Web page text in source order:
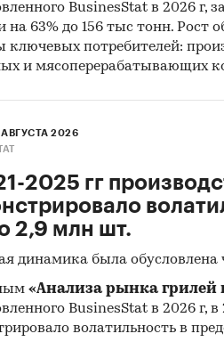
BusinesStat в 2026 г,
на 63% до 156 тыс тонн. Рост
ключевых потребителей:
и мясоперерабатывающих
АВГУСТА 2026
2025 гг
2,9 млн шт.
динамика была
«Анализа рынка грилей
BusinesStat в 2026 г,
волатильность в